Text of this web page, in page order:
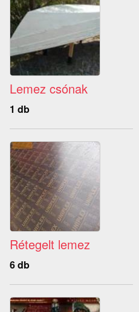
Lemez csónak
1 db
Rétegelt lemez
6 db